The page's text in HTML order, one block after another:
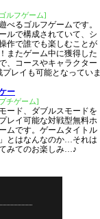
ルフゲーム]
べるゴルフゲームです。
ルで構成されていて、シ
作で誰でも楽しむことが
またゲーム中に獲得した
、コースやキャラクター
レイも可能となっていま
ー
チゲーム]
ード、ダブルスモードを
レイ可能な対戦型無料ホ
ムです。ゲームタイトル
とはなんなのか…それは
みてのお楽しみ…♪